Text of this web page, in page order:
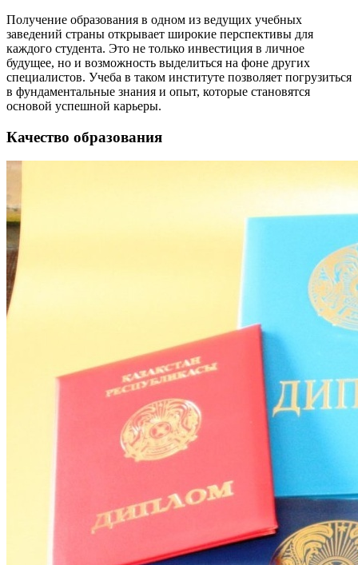
Получение образования в одном из ведущих учебных
заведений страны открывает широкие перспективы для
каждого студента. Это не только инвестиция в личное
будущее, но и возможность выделиться на фоне других
специалистов. Учеба в таком институте позволяет погрузиться
в фундаментальные знания и опыт, которые становятся
основой успешной карьеры.
Качество образования